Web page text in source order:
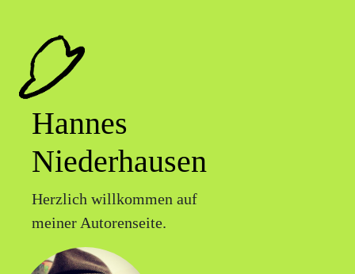
Hannes
Niederhausen
Herzlich willkommen auf
meiner Autorenseite.